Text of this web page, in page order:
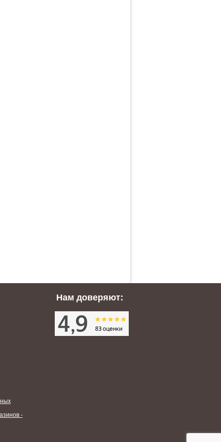
-
Нам доверяют: